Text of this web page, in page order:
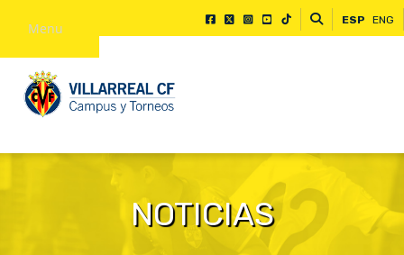
Menu ESP ENG
NOTICIAS